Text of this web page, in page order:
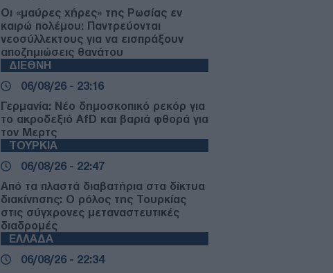
Οι «μαύρες χήρες» της Ρωσίας εν
καιρώ πολέμου: Παντρεύονται
νεοσύλλεκτους για να εισπράξουν
αποζημιώσεις θανάτου
ΔΙΕΘΝΗ
06/08/26 - 23:16
Γερμανία: Νέο δημοσκοπικό ρεκόρ για
το ακροδεξιό AfD και βαριά φθορά για
τον Μερτς
ΤΟΥΡΚΙΑ
06/08/26 - 22:47
Από τα πλαστά διαβατήρια στα δίκτυα
διακίνησης: Ο ρόλος της Τουρκίας
στις σύγχρονες μεταναστευτικές
διαδρομές
ΕΛΛΑΔΑ
06/08/26 - 22:34